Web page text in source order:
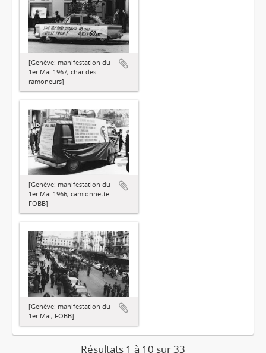
[Genève: manifestation du
1er Mai 1967, char des
ramoneurs]
[Genève: manifestation du
1er Mai 1966, camionnette
FOBB]
[Genève: manifestation du
1er Mai, FOBB]
Résultats 1 à 10 sur 33